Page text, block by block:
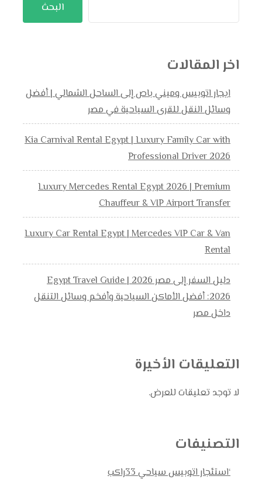
البحث
اخر المقالات
ايجار اتوبيس وميني باص إلى الساحل الشمالي | أفضل
وسائل النقل للقرى السياحية في مصر
Kia Carnival Rental Egypt | Luxury Family Car with
Professional Driver 2026
Luxury Mercedes Rental Egypt 2026 | Premium
Chauffeur & VIP Airport Transfer
Luxury Car Rental Egypt | Mercedes VIP Car & Van
Rental
دليل السفر إلى مصر 2026 | Egypt Travel Guide
2026: أفضل الأماكن السياحية وأفخم وسائل التنقل
داخل مصر
التعليقات الأخيرة
لا توجد تعليقات للعرض.
التصنيفات
‘استئجار اتوبيس سياحي 33راكب